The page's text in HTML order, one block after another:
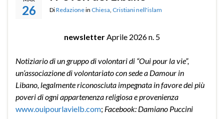
26 DiRedazionein Chiesa Cristiani nell'islam
newsletter Aprile 2026 n. 5
Notiziario di un gruppo di volontari di “Oui pour la vie”,
un’associazione di volontariato con sede a Damour in
Libano, legalmente riconosciuta impegnata in favore dei più
poveri di ogni appartenenza religiosa e provenienza
www.ouipourlavielb.com; Facebook: Damiano Puccini